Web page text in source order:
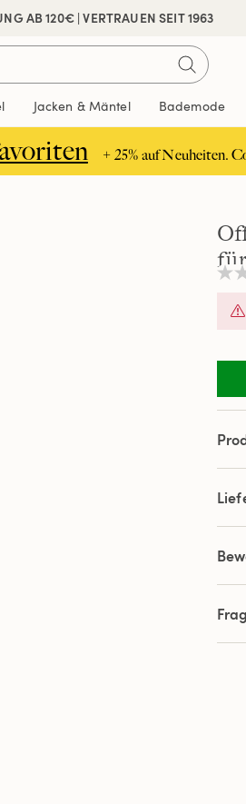
AB 120€ | VERTRAUEN SEIT 1963
Jacken & Mäntel Bademode
+ 25% auf Neuheiten.
Kein
Link